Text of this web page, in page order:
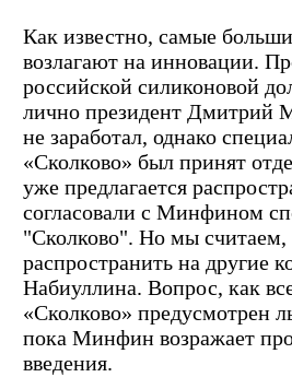
Как известно, самые
возлагают на инновации.
российской силиконовой
лично президент Дмитрий
не заработал, однако
«Сколково» был принят
уже предлагается
согласовали с Минфином
"Сколково". Но мы считаем,
распространить на другие
Набиуллина. Вопрос, как
«Сколково» предусмотрен
пока Минфин возражает
введения.